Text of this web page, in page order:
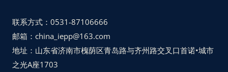
联系方式：0531-87106666
邮箱：china_iepp@163.com
地址：山东省济南市槐荫区青岛路与齐州路交叉口首诺•城市
之光A座1703